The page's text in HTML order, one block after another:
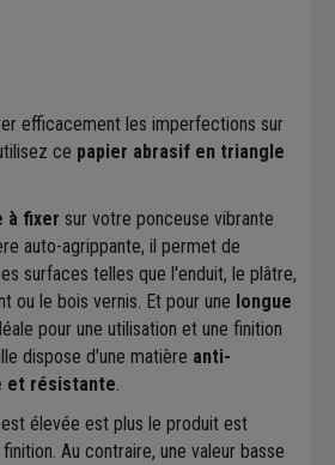
efficacement les imperfections sur
ce papier abrasif en triangle
à fixer sur votre ponceuse vibrante
auto-agrippante, il permet de
surfaces telles que l'enduit, le plâtre,
ou le bois vernis. Et pour une longue
pour une utilisation et une finition
dispose d'une matière anti-
et résistante.
est élevée est plus le produit est
Au contraire, une valeur basse